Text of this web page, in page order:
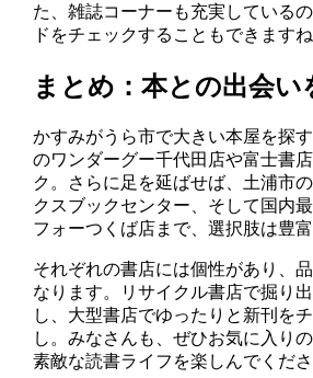
た、雑誌コーナーも充実している
ドをチェックすることもできますね
まとめ：本との出会い
かすみがうら市で大きい本屋を探
のワンダーグー千代田店や富士書
ク。さらに足を延ばせば、土浦市
クスブックセンター、そして国内
フォーつくば店まで、選択肢は豊富
それぞれの書店には個性があり、
なります。リサイクル書店で掘り
し、大型書店でゆったりと新刊を
し。みなさんも、ぜひお気に入り
素敵な読書ライフを楽しんでくださ